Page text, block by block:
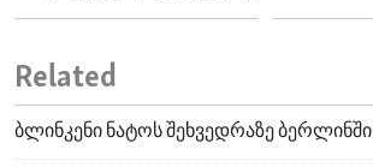
Related
ბლინკენი ნატოს შეხვედრაზე ბერლინში